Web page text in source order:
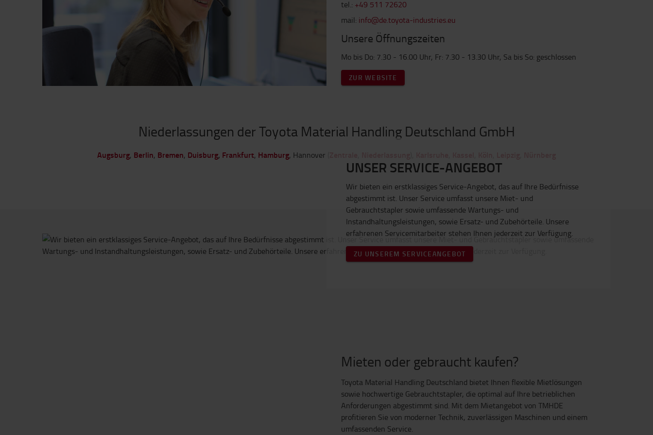
tel.: +49 511 72620
mail: info@de.toyota-industries.eu
Unsere Öffnungszeiten
Mo bis Do: 7.30 - 16.00 Uhr, Fr: 7.30 - 13.30 Uhr, Sa bis So: geschlossen
ZUR WEBSITE
Niederlassungen der Toyota Material Handling Deutschland GmbH
Augsburg, Berlin, Bremen, Duisburg, Frankfurt, Hamburg, Hannover (
UNSER SERVICE-ANGEBOT
Wir bieten ein erstklassiges Service-Angebot, das auf Ihre Bedürfnisse
abgestimmt ist. Unser Service umfasst unsere Miet- und
Gebrauchtstapler sowie umfassende Wartungs- und
Instandhaltungsleistungen, sowie Ersatz- und Zubehörteile. Unsere
erfahrenen Servicemitarbeiter stehen Ihnen jederzeit zur Verfügung.
ZU UNSEREM SERVICEANGEBOT
Mieten oder gebraucht kaufen?
Toyota Material Handling Deutschland bietet Ihnen flexible Mietlösungen
sowie hochwertige Gebrauchtstapler, die optimal auf Ihre betrieblichen
Anforderungen abgestimmt sind. Mit dem Mietangebot von TMHDE
profitieren Sie von moderner Technik, zuverlässigen Maschinen und einem
umfassenden Service.